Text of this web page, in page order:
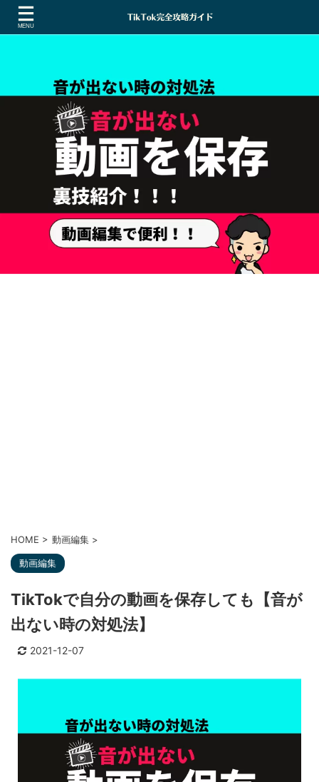
HOME > 動画編集 >
動画編集
TikTokで自分の動画を保存しても【音が
出ない時の対処法】
2021-12-07